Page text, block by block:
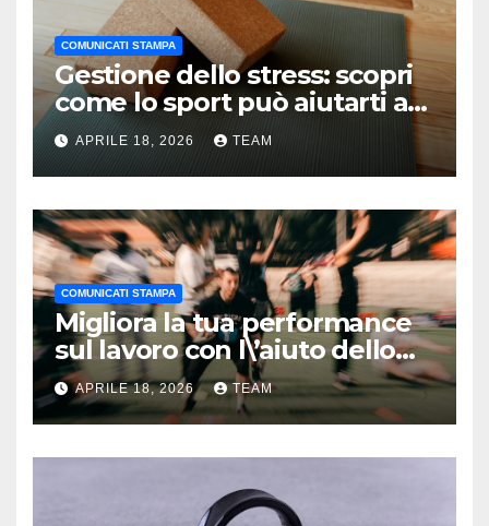
COMUNICATI STAMPA
Gestione dello stress: scopri
come lo sport può aiutarti a
trovare equilibrio e serenità
APRILE 18, 2026 TEAM
COMUNICATI STAMPA
Migliora la tua performance
sul lavoro con l\’aiuto dello
sport: 5 consigli vincenti
APRILE 18, 2026 TEAM